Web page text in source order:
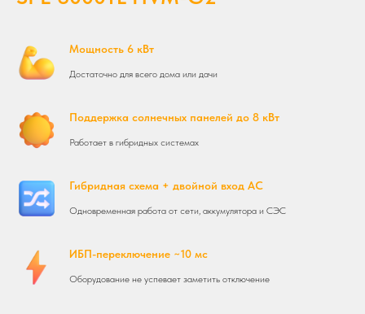
Мощность 6 кВт
Достаточно для всего дома или дачи
Поддержка солнечных панелей до 8 кВт
Работает в гибридных системах
Гибридная схема + двойной вход AC
Одновременная работа от сети, аккумулятора и СЭС
ИБП-переключение ~10 мс
Оборудование не успевает заметить отключение